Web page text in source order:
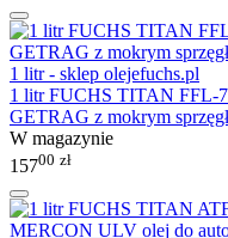
1 litr FUCHS TITAN FFL-
GETRAG z mokrym
W magazynie
15700 zł